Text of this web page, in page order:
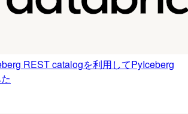
REST catalogを利用してPyIceberg